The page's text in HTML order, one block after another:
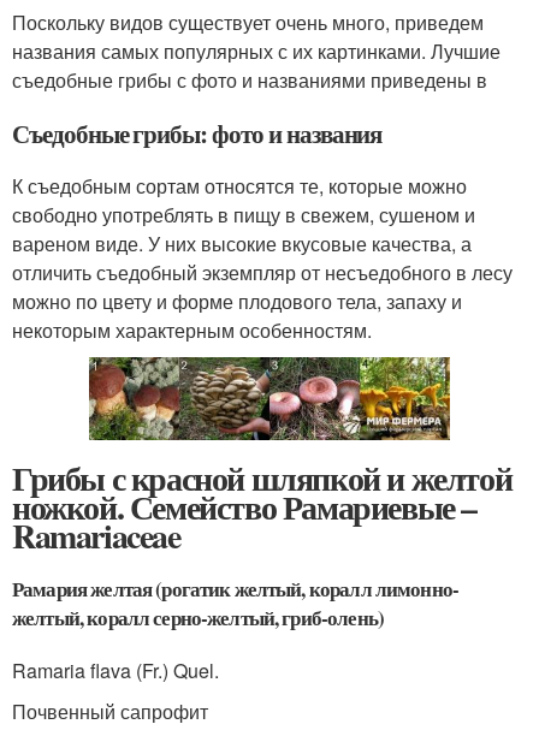
Поскольку видов существует очень много, приведем
названия самых популярных с их картинками. Лучшие
съедобные грибы с фото и названиями приведены в
Съедобные грибы: фото и названия
К съедобным сортам относятся те, которые можно
свободно употреблять в пищу в свежем, сушеном и
вареном виде. У них высокие вкусовые качества, а
отличить съедобный экземпляр от несъедобного в лесу
можно по цвету и форме плодового тела, запаху и
некоторым характерным особенностям.
Грибы с красной шляпкой и желтой
ножкой. Семейство Рамариевые –
Ramariaceae
Рамария желтая (рогатик желтый, коралл лимонно-
желтый, коралл серно-желтый, гриб-олень)
Ramaria flava (Fr.) Quel.
Почвенный сапрофит